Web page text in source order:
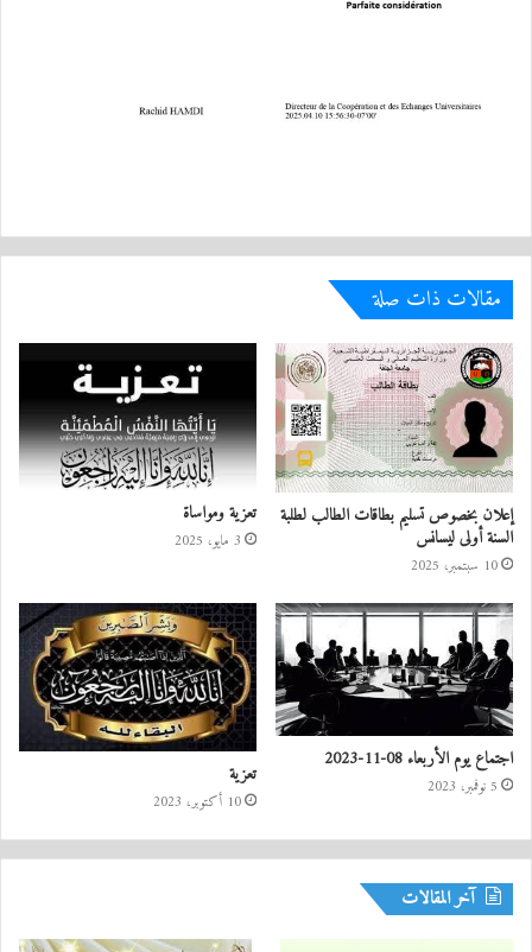
مقالات ذات صلة
إعلان بخصوص تسليم بطاقات الطالب لطلبة
السنة أولى ليسانس
10 سبتمبر، 2025
تعزية ومواساة
3 مايو، 2025
اجتماع يوم الأربعاء 08-11-2023
5 نوفمبر، 2023 تعزية
10 أكتوبر، 2023
آخر المقالات